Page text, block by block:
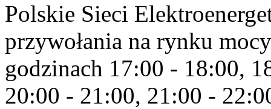
Polskie Sieci
przywołania na rynku
godzinach 17:00 - 18:00,
20:00 - 21:00, 21:00 -